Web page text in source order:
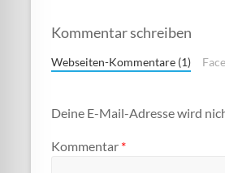
Kommentar schreiben
Webseiten-Kommentare (1)
Deine E-Mail-Adresse wird
Kommentar *